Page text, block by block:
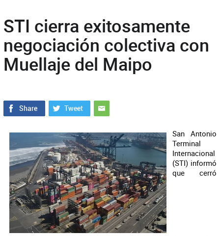
STI cierra exitosamente
negociación colectiva con
Muellaje del Maipo
San Antonio
Terminal
Internacional
(STI) informó
que cerró